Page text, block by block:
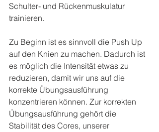
Schulter- und Rückenmuskulatur
trainieren.
Zu Beginn ist es sinnvoll die Push Up
auf den Knien zu machen. Dadurch ist
es möglich die Intensität etwas zu
reduzieren, damit wir uns auf die
korrekte Übungsausführung
konzentrieren können. Zur korrekten
Übungsausführung gehört die
Stabilität des Cores, unserer